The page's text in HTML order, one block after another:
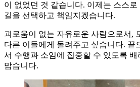
이 없었던 것 같습니다. 이제는 스스로
길을 선택하고 책임지겠습니다.
괴로움이 없는 자유로운 사람으로서,
다른 이들에게 돌려주고 싶습니다. 끝
서 수행과 소임에 집중할 수 있도록
맙습니다.